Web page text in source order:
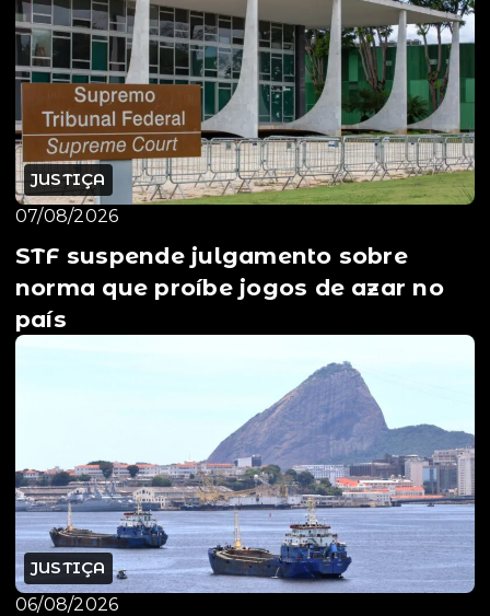
JUSTIÇA
07/08/2026
STF suspende julgamento sobre
norma que proíbe jogos de azar no
país
JUSTIÇA
06/08/2026